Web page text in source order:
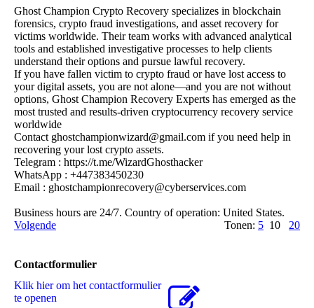
Ghost Champion Crypto Recovery specializes in blockchain
forensics, crypto fraud investigations, and asset recovery for
victims worldwide. Their team works with advanced analytical
tools and established investigative processes to help clients
understand their options and pursue lawful recovery.
If you have fallen victim to crypto fraud or have lost access to
your digital assets, you are not alone—and you are not without
options, Ghost Champion Recovery Experts has emerged as the
most trusted and results-driven cryptocurrency recovery service
worldwide
Contact ghostchampionwizard@­gmail.­com if you need help in
recovering your lost crypto assets.
Telegram : https:­//­t.­me/­WizardGhosthacker
WhatsApp : +447383450230
Email : ghostchampionrecovery@­cyberservices.­com
Business hours are 24/7. Country of operation: United States.
Volgende
Tonen: 5 10 20
Contactformulier
Klik hier om het contactformulier
te openen